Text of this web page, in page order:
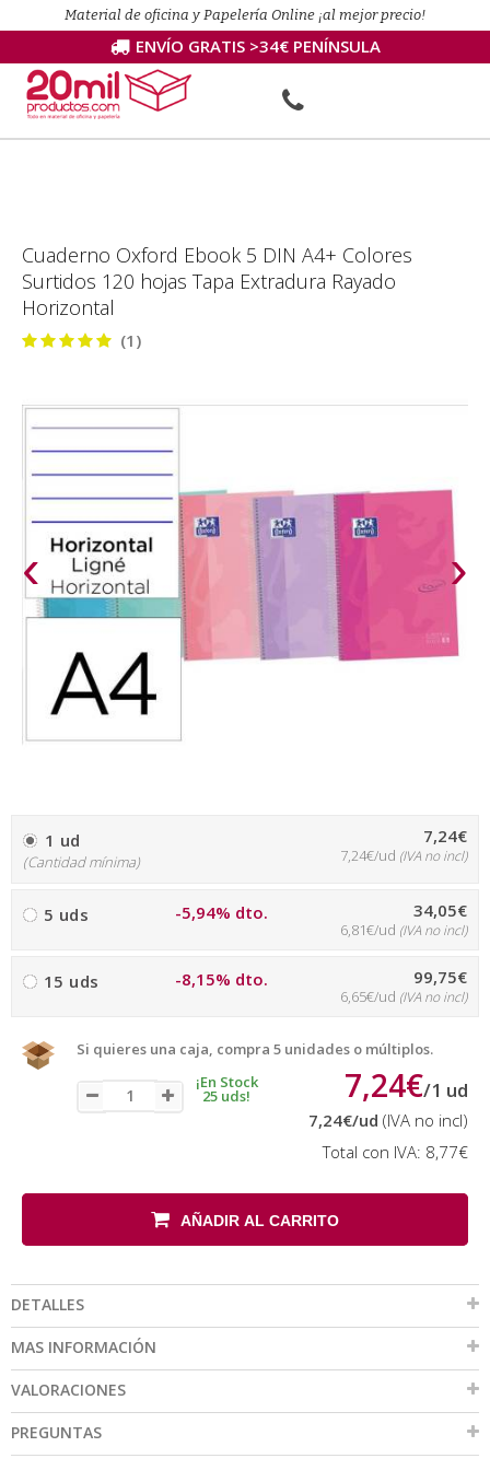
Material de oficina y Papelería Online ¡al mejor precio!
ENVÍO GRATIS >34€ PENÍNSULA
Cuaderno Oxford Ebook 5 DIN A4+ Colores
Surtidos 120 hojas Tapa Extradura Rayado
Horizontal
(1)
‹ ›
1 ud
(Cantidad mínima)
7,24€
7,24€/ud (IVA no incl)
5 uds -5,94% dto. 34,05€
6,81€/ud (IVA no incl)
15 uds -8,15% dto. 99,75€
6,65€/ud (IVA no incl)
Si quieres una caja, compra 5 unidades o múltiplos.
¡En Stock
25 uds! 7,24€/1 ud
7,24€/ud (IVA no incl)
Total con IVA: 8,77€
AÑADIR AL CARRITO
DETALLES
MAS INFORMACIÓN
VALORACIONES
PREGUNTAS